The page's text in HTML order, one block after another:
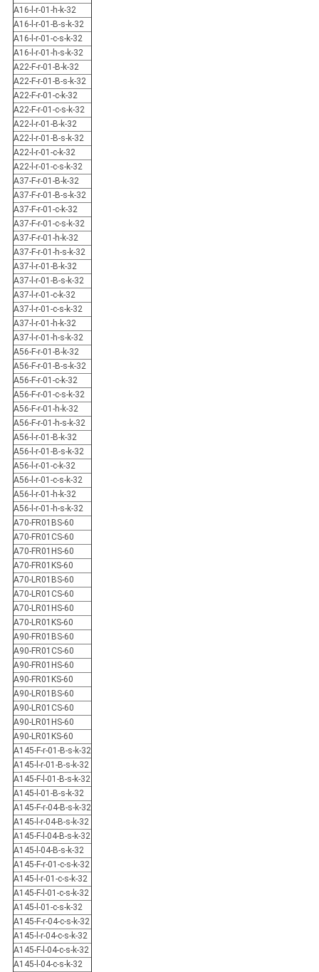
A16-l-r-01-h-k-32
A16-l-r-01-B-s-k-32
A16-l-r-01-c-s-k-32
A16-l-r-01-h-s-k-32
A22-F-r-01-B-k-32
A22-F-r-01-B-s-k-32
A22-F-r-01-c-k-32
A22-F-r-01-c-s-k-32
A22-l-r-01-B-k-32
A22-l-r-01-B-s-k-32
A22-l-r-01-c-k-32
A22-l-r-01-c-s-k-32
A37-F-r-01-B-k-32
A37-F-r-01-B-s-k-32
A37-F-r-01-c-k-32
A37-F-r-01-c-s-k-32
A37-F-r-01-h-k-32
A37-F-r-01-h-s-k-32
A37-l-r-01-B-k-32
A37-l-r-01-B-s-k-32
A37-l-r-01-c-k-32
A37-l-r-01-c-s-k-32
A37-l-r-01-h-k-32
A37-l-r-01-h-s-k-32
A56-F-r-01-B-k-32
A56-F-r-01-B-s-k-32
A56-F-r-01-c-k-32
A56-F-r-01-c-s-k-32
A56-F-r-01-h-k-32
A56-F-r-01-h-s-k-32
A56-l-r-01-B-k-32
A56-l-r-01-B-s-k-32
A56-l-r-01-c-k-32
A56-l-r-01-c-s-k-32
A56-l-r-01-h-k-32
A56-l-r-01-h-s-k-32
A70-FR01BS-60
A70-FR01CS-60
A70-FR01HS-60
A70-FR01KS-60
A70-LR01BS-60
A70-LR01CS-60
A70-LR01HS-60
A70-LR01KS-60
A90-FR01BS-60
A90-FR01CS-60
A90-FR01HS-60
A90-FR01KS-60
A90-LR01BS-60
A90-LR01CS-60
A90-LR01HS-60
A90-LR01KS-60
A145-F-r-01-B-s-k-32
A145-l-r-01-B-s-k-32
A145-F-l-01-B-s-k-32
A145-l-01-B-s-k-32
A145-F-r-04-B-s-k-32
A145-l-r-04-B-s-k-32
A145-F-l-04-B-s-k-32
A145-l-04-B-s-k-32
A145-F-r-01-c-s-k-32
A145-l-r-01-c-s-k-32
A145-F-l-01-c-s-k-32
A145-l-01-c-s-k-32
A145-F-r-04-c-s-k-32
A145-l-r-04-c-s-k-32
A145-F-l-04-c-s-k-32
A145-l-04-c-s-k-32